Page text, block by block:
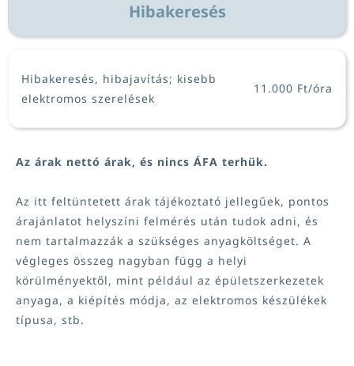
Hibakeresés
Hibakeresés, hibajavítás; kisebb
elektromos szerelések
11.000 Ft/óra
Az árak nettó árak, és nincs ÁFA terhük.
Az itt feltüntetett árak tájékoztató jellegűek, pontos
árajánlatot helyszíni felmérés után tudok adni, és
nem tartalmazzák a szükséges anyagköltséget. A
végleges összeg nagyban függ a helyi
körülményektől, mint például az épületszerkezetek
anyaga, a kiépítés módja, az elektromos készülékek
típusa, stb.